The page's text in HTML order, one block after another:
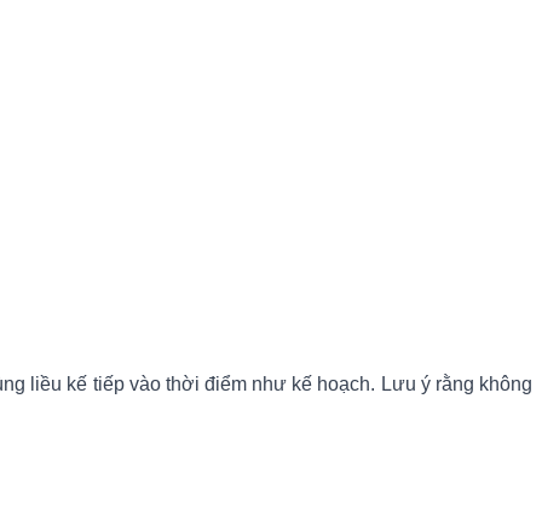
liều kế tiếp vào thời điểm như kế hoạch. Lưu ý rằng không